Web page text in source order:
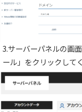
3.サーバーパネルの画
ール」をクリックして